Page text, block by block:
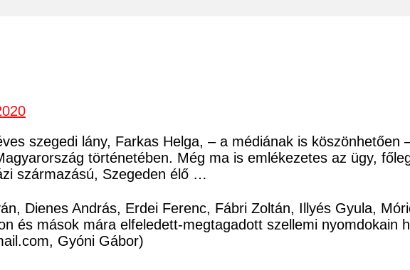
szegedi lány, Farkas Helga, – a médiának is
történetében. Még ma is emlékezetes az ügy,
származású, Szegeden élő …
Dienes András, Erdei Ferenc, Fábri Zoltán, Illyés Gyula,
és mások mára elfeledett-megtagadott szellemi nyomdokain
Gyóni Gábor)